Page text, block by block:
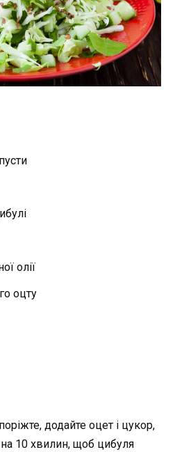
олії
оцту
додайте оцет і цукор,
10 хвилин, щоб цибуля